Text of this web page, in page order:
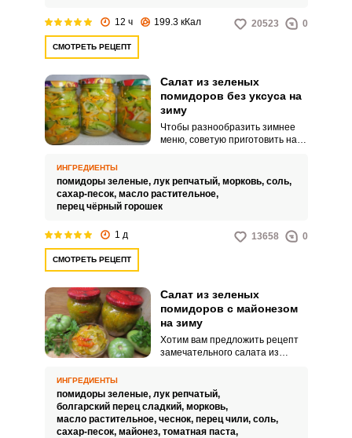
гарнирами. Салат из зеленых
большой популярностью у
12 ч 199.3 кКал 20523 0
СМОТРЕТЬ РЕЦЕПТ
Салат из зеленых
помидоров без уксуса на
зиму
Чтобы разнообразить зимнее
меню, советую приготовить на
не успевают дозреть и просто-
напросто портятся.
ИНГРЕДИЕНТЫ
помидоры зеленые, лук репчатый, морковь, соль,
сахар-песок, масло растительное,
перец чёрный горошек
1 д 13658 0
СМОТРЕТЬ РЕЦЕПТ
Салат из зеленых
помидоров с майонезом
на зиму
Хотим вам предложить рецепт
замечательного салата из
так, что к концу дачного сезона
не все помидоры успевают
вызреть, на кустах остаются
зеленые, которые мы снимаем,
ИНГРЕДИЕНТЫ
помидоры зеленые, лук репчатый,
болгарский перец сладкий, морковь,
масло растительное, чеснок, перец чили, соль,
сахар-песок, майонез, томатная паста,